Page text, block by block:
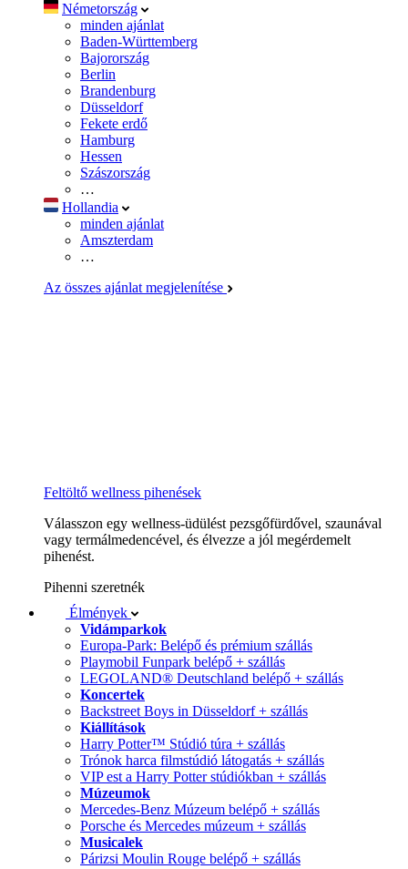
Németország
minden ajánlat
Baden-Württemberg
Bajorország
Berlin
Brandenburg
Düsseldorf
Fekete erdő
Hamburg
Hessen
Szászország
…
Hollandia
minden ajánlat
Amszterdam
…
Az összes ajánlat megjelenítése
Feltöltő wellness pihenések
Válasszon egy wellness-üdülést pezsgőfürdővel, szaunával
vagy termálmedencével, és élvezze a jól megérdemelt
pihenést.
Pihenni szeretnék
Élmények
Vidámparkok
Europa-Park: Belépő és prémium szállás
Playmobil Funpark belépő + szállás
LEGOLAND® Deutschland belépő + szállás
Koncertek
Backstreet Boys in Düsseldorf + szállás
Kiállítások
Harry Potter™ Stúdió túra + szállás
Trónok harca filmstúdió látogatás + szállás
VIP est a Harry Potter stúdiókban + szállás
Múzeumok
Mercedes-Benz Múzeum belépő + szállás
Porsche és Mercedes múzeum + szállás
Musicalek
Párizsi Moulin Rouge belépő + szállás